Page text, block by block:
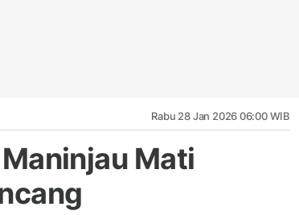
Rabu 28 Jan 2026 06:00 WIB
Mati